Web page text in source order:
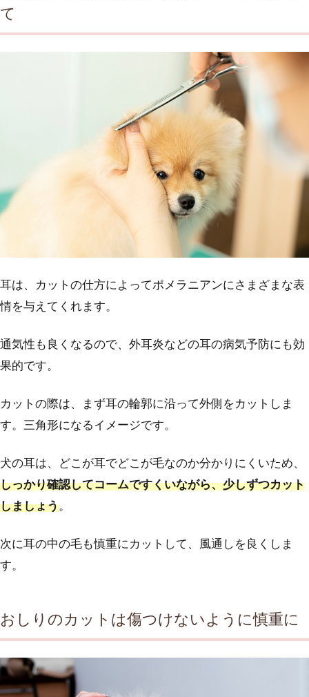
て
耳は、カットの仕方によってポメラニアンにさまざまな表
情を与えてくれます。
通気性も良くなるので、外耳炎などの耳の病気予防にも効
果的です。
カットの際は、まず耳の輪郭に沿って外側をカットしま
す。三角形になるイメージです。
犬の耳は、どこが耳でどこが毛なのか分かりにくいため、
しっかり確認してコームですくいながら、少しずつカット
しましょう。
次に耳の中の毛も慎重にカットして、風通しを良くしま
す。
おしりのカットは傷つけないように慎重に